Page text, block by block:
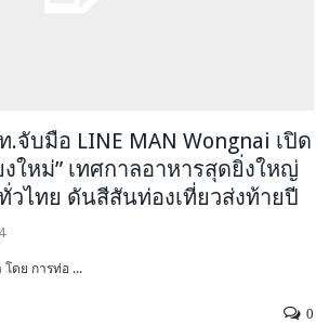
จับมือ LINE MAN Wongnai เปิด
งใหม่” เทศกาลอาหารสุดยิ่งใหญ่
วไทย ดันสีสันท่องเที่ยวส่งท้ายปี
โดย การท่อ ...
0